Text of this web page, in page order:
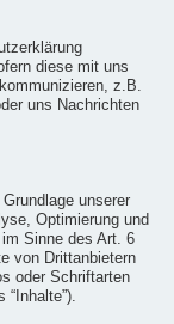
diese mit uns
z.B.
uns Nachrichten
unserer
Optimierung und
Sinne des Art. 6
von Drittanbietern
oder Schriftarten